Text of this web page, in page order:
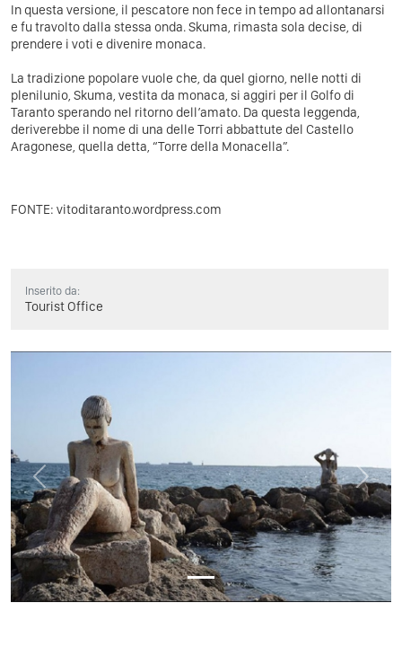
In questa versione, il pescatore non fece in tempo ad allontanarsi
e fu travolto dalla stessa onda. Skuma, rimasta sola decise, di
prendere i voti e divenire monaca.
La tradizione popolare vuole che, da quel giorno, nelle notti di
plenilunio, Skuma, vestita da monaca, si aggiri per il Golfo di
Taranto sperando nel ritorno dell’amato. Da questa leggenda,
deriverebbe il nome di una delle Torri abbattute del Castello
Aragonese, quella detta, “Torre della Monacella”.
FONTE: vitoditaranto.wordpress.com
Inserito da:
Tourist Office
Previous Next